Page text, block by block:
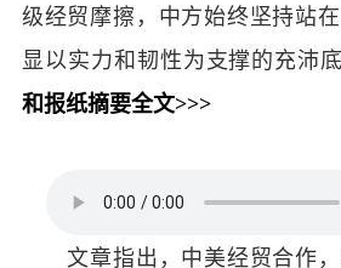
级经贸摩擦，中方始终坚持站
显以实力和韧性为支撑的充沛
和报纸摘要全文>>>
文章指出，中美经贸合作，